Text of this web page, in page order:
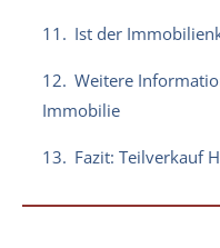
11. Ist der
12. Weitere
Immobilie
13. Fazit: Teilverkauf